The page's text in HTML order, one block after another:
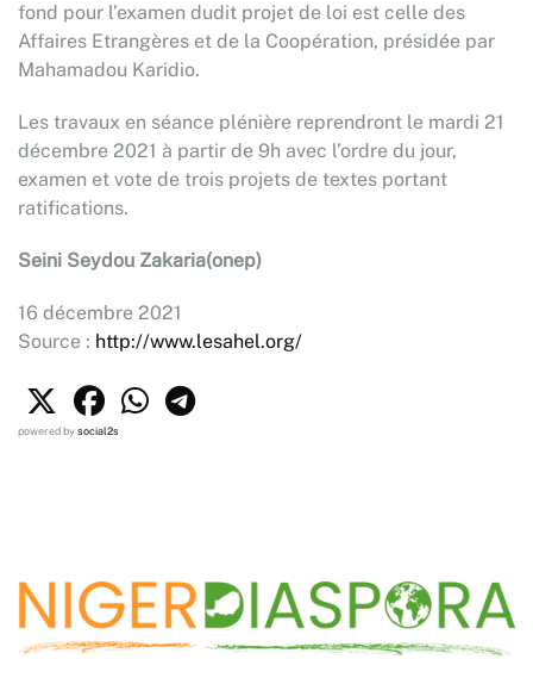
fond pour l’examen dudit projet de loi est celle des
Affaires Etrangères et de la Coopération, présidée par
Mahamadou Karidio.
Les travaux en séance plénière reprendront le mardi 21
décembre 2021 à partir de 9h avec l’ordre du jour,
examen et vote de trois projets de textes portant
ratifications.
Seini Seydou Zakaria(onep)
16 décembre 2021
Source : http://www.lesahel.org/
powered bysocial2s